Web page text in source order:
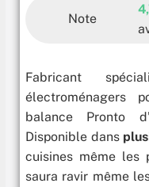
Note
Fabricant
électroménagers
balance Pronto
Disponible dans
cuisines même les
saura ravir même